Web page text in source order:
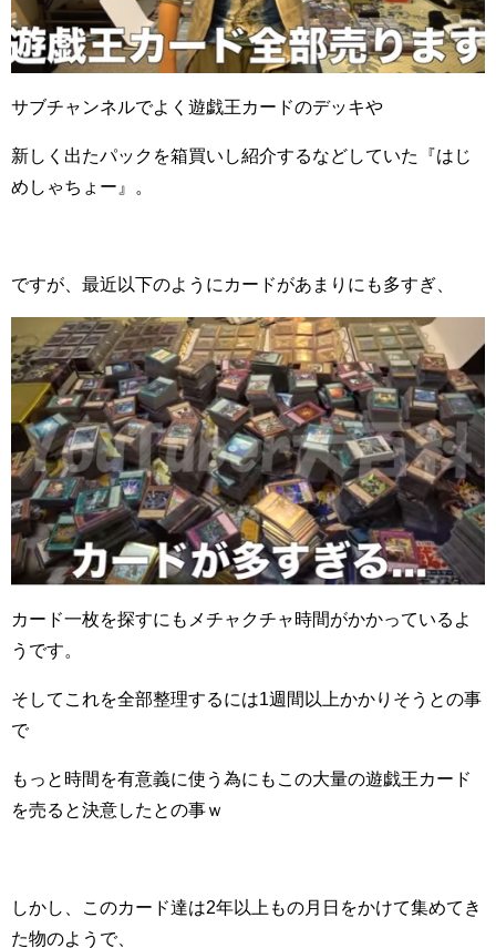
サブチャンネルでよく遊戯王カードのデッキや
新しく出たパックを箱買いし紹介するなどしていた『はじ
めしゃちょー』。
ですが、最近以下のようにカードがあまりにも多すぎ、
カード一枚を探すにもメチャクチャ時間がかかっているよ
うです。
そしてこれを全部整理するには1週間以上かかりそうとの事
で
もっと時間を有意義に使う為にもこの大量の遊戯王カード
を売ると決意したとの事ｗ
しかし、このカード達は2年以上もの月日をかけて集めてき
た物のようで、